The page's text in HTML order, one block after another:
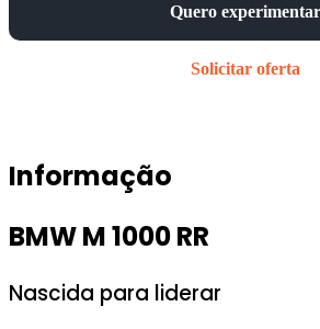
Quero experimentar
Solicitar oferta
Informação
BMW M 1000 RR
Nascida para liderar